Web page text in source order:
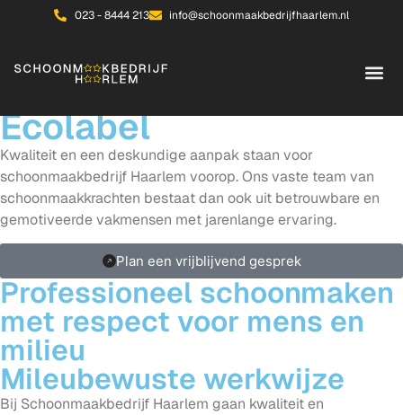
023 - 8444 213 info@schoonmaakbedrijfhaarlem.nl
Professionele
schoonmaak met EU
Ecolabel
Kwaliteit en een deskundige aanpak staan voor
schoonmaakbedrijf Haarlem voorop. Ons vaste team van
schoonmaakkrachten bestaat dan ook uit betrouwbare en
gemotiveerde vakmensen met jarenlange ervaring.
Plan een vrijblijvend gesprek
Professioneel schoonmaken
met respect voor mens en
milieu
Mileubewuste werkwijze
Bij Schoonmaakbedrijf Haarlem gaan kwaliteit en